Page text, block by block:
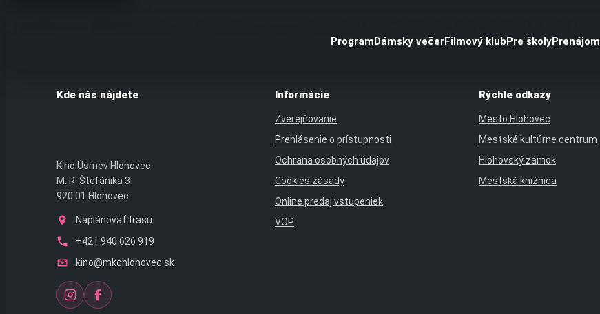
ProgramDámsky večerFilmový klubPre školyPrenájom
Kde nás nájdete
Kino Úsmev Hlohovec
M. R. Štefánika 3
920 01 Hlohovec
Naplánovať trasu
+421 940 626 919
kino@mkchlohovec.sk
Informácie
Zverejňovanie
Prehlásenie o prístupnosti
Ochrana osobných údajov
Cookies zásady
Online predaj vstupeniek
VOP
Rýchle odkazy
Mesto Hlohovec
Mestské kultúrne centrum
Hlohovský zámok
Mestská knižnica